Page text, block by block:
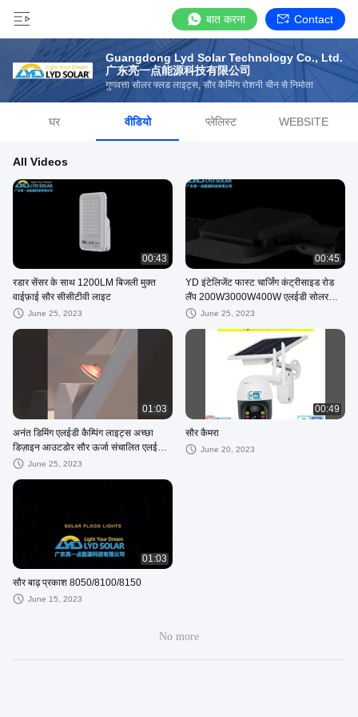
बात करना Contact
Guangdong Lyd Solar Technology Co., Ltd.
广东亮一点能源科技有限公司
गुणवत्ता सोलर फ्लड लाइट्स, सौर कैम्पिंग रोशनी चीन से निर्माता
घर वीडियो प्लेलिस्ट WEBSITE
All Videos
00:43
रडार सेंसर के साथ 1200LM बिजली मुक्त
वाईफ़ाई सौर सीसीटीवी लाइट
June 25, 2023
00:45
YD इंटेलिजेंट फास्ट चार्जिंग कंट्रीसाइड रोड
लैंप 200W3000W400W एलईडी सोलर
स्ट्रीट लैंप रिचार्जेबल
June 25, 2023
01:03
अनंत डिमिंग एलईडी कैम्पिंग लाइट्स अच्छा
डिज़ाइन आउटडोर सौर ऊर्जा संचालित एलईडी
लैंप June 25, 2023
00:49
सौर कैमरा
June 20, 2023
01:03
सौर बाढ़ प्रकाश 8050/8100/8150
June 15, 2023
No more